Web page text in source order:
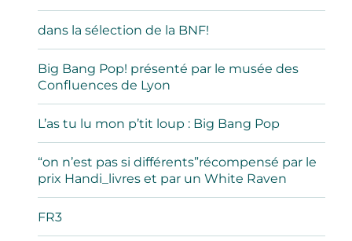
dans la sélection de la BNF!
Big Bang Pop! présenté par le musée des
Confluences de Lyon
L’as tu lu mon p’tit loup : Big Bang Pop
“on n’est pas si différents”récompensé par le
prix Handi_livres et par un White Raven
FR3